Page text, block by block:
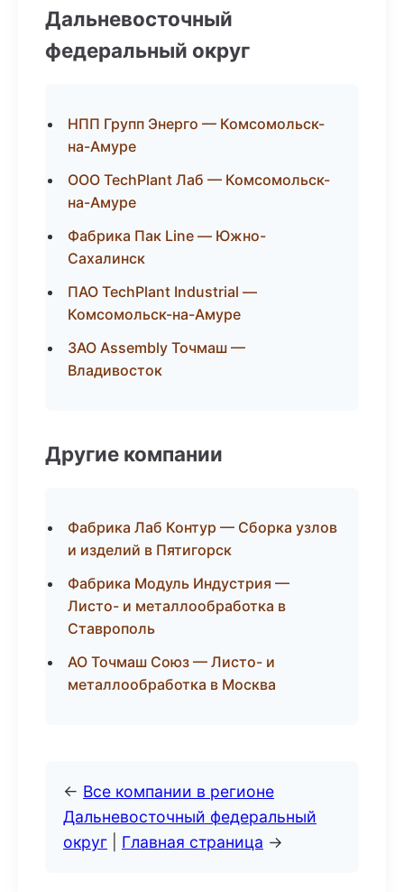
Дальневосточный
федеральный округ
НПП Групп Энерго — Комсомольск-
на-Амуре
ООО TechPlant Лаб — Комсомольск-
на-Амуре
Фабрика Пак Line — Южно-
Сахалинск
ПАО TechPlant Industrial —
Комсомольск-на-Амуре
ЗАО Assembly Точмаш —
Владивосток
Другие компании
Фабрика Лаб Контур — Сборка узлов
и изделий в Пятигорск
Фабрика Модуль Индустрия —
Листо- и металлообработка в
Ставрополь
АО Точмаш Союз — Листо- и
металлообработка в Москва
← Все компании в регионе
Дальневосточный федеральный
округ
Главная страница →